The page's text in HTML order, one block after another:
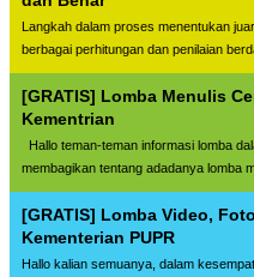
Langkah dalam proses menentukan
berbagai perhitungan dan penilaian
[GRATIS] Lomba Menulis
Kementrian
Hallo teman-teman informasi lomba
membagikan tentang adadanya lomba
[GRATIS] Lomba Video,
Kementerian PUPR
Hallo kalian semuanya, dalam